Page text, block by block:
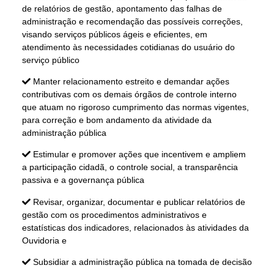
de relatórios de gestão, apontamento das falhas de
administração e recomendação das possíveis correções,
visando serviços públicos ágeis e eficientes, em
atendimento às necessidades cotidianas do usuário do
serviço público
Manter relacionamento estreito e demandar ações
contributivas com os demais órgãos de controle interno
que atuam no rigoroso cumprimento das normas vigentes,
para correção e bom andamento da atividade da
administração pública
Estimular e promover ações que incentivem e ampliem
a participação cidadã, o controle social, a transparência
passiva e a governança pública
Revisar, organizar, documentar e publicar relatórios de
gestão com os procedimentos administrativos e
estatísticas dos indicadores, relacionados às atividades da
Ouvidoria e
Subsidiar a administração pública na tomada de decisão